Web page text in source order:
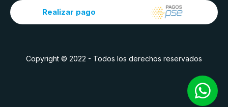
Realizar pago
Copyright © 2022 - Todos los derechos reservados